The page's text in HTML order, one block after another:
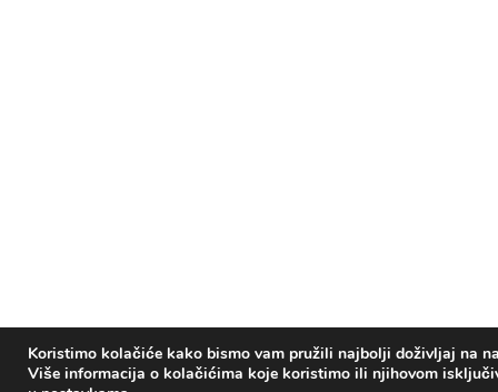
Koristimo kolačiće kako bismo vam pružili najbolji doživljaj na
Više informacija o kolačićima koje koristimo ili njihovom